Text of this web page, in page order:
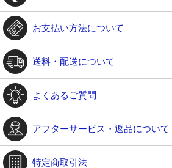
お支払い方法について
送料・配送について
よくあるご質問
アフターサービス・返品について
特定商取引法